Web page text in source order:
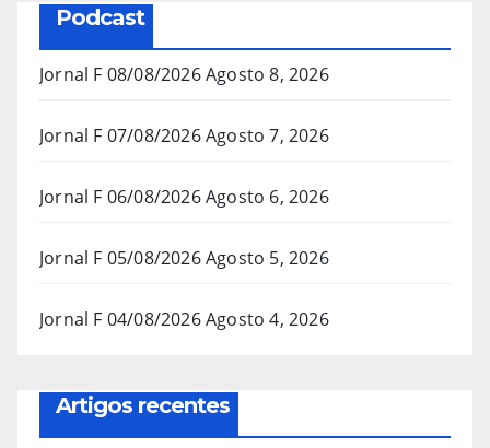
Podcast
Jornal F 08/08/2026Agosto 8, 2026
Jornal F 07/08/2026Agosto 7, 2026
Jornal F 06/08/2026Agosto 6, 2026
Jornal F 05/08/2026Agosto 5, 2026
Jornal F 04/08/2026Agosto 4, 2026
Artigos recentes